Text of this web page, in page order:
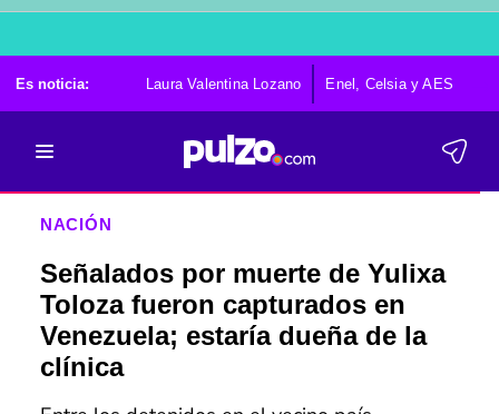
Es noticia: Laura Valentina Lozano Enel, Celsia y AES
NACIÓN
Señalados por muerte de Yulixa
Toloza fueron capturados en
Venezuela; estaría dueña de la
clínica